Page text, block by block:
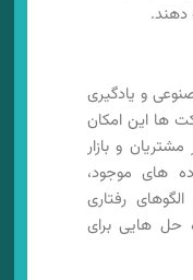
دهند.
و یادگیری
ها این امکان
و بازار
های موجود،
رفتاری
حل هایی برای